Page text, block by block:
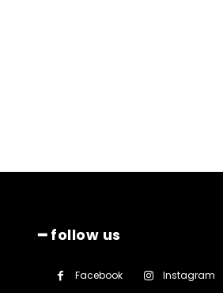
━ follow us
Facebook Instagram